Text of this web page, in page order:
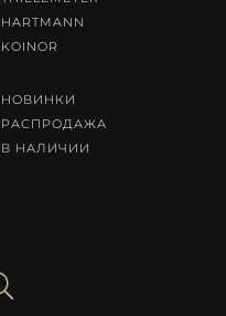
HARTMANN
KOINOR
НОВИНКИ
РАСПРОДАЖА
В НАЛИЧИИ